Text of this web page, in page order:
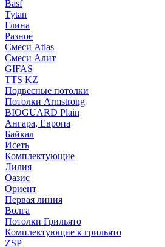
Basf
Tytan
Глина
Разное
Смеси Atlas
Смеси Алит
GIFAS
TTS KZ
Подвесные потолки
Потолки Armstrong
BIOGUARD Plain
Ангара, Европа
Байкал
Исеть
Комплектующие
Лилия
Оазис
Ориент
Первая линия
Волга
Потолки Грильято
Комплектующие к грильято
ZSP